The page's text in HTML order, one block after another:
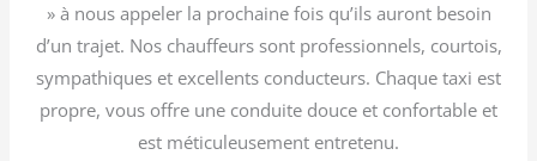
» à nous appeler la prochaine fois qu’ils auront besoin
d’un trajet. Nos chauffeurs sont professionnels, courtois,
sympathiques et excellents conducteurs. Chaque taxi est
propre, vous offre une conduite douce et confortable et
est méticuleusement entretenu.